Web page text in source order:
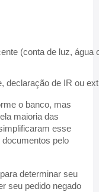
(conta de luz, água
declaração de IR ou
o banco, mas
maioria das
esse
pelo
determinar seu
seu pedido negado